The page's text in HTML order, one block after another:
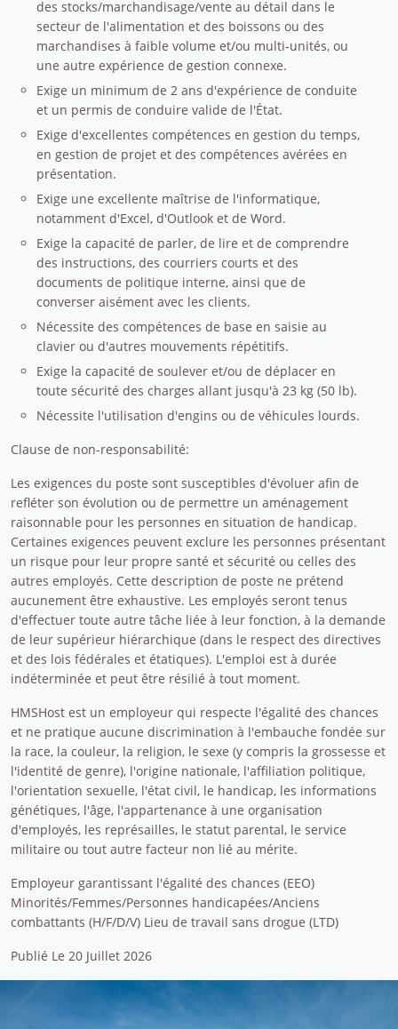
des stocks/marchandisage/vente au détail dans le
secteur de l'alimentation et des boissons ou des
marchandises à faible volume et/ou multi-unités, ou
une autre expérience de gestion connexe.
Exige un minimum de 2 ans d'expérience de conduite
et un permis de conduire valide de l'État.
Exige d'excellentes compétences en gestion du temps,
en gestion de projet et des compétences avérées en
présentation.
Exige une excellente maîtrise de l'informatique,
notamment d'Excel, d'Outlook et de Word.
Exige la capacité de parler, de lire et de comprendre
des instructions, des courriers courts et des
documents de politique interne, ainsi que de
converser aisément avec les clients.
Nécessite des compétences de base en saisie au
clavier ou d'autres mouvements répétitifs.
Exige la capacité de soulever et/ou de déplacer en
toute sécurité des charges allant jusqu'à 23 kg (50 lb).
Nécessite l'utilisation d'engins ou de véhicules lourds.
Clause de non-responsabilité:
Les exigences du poste sont susceptibles d'évoluer afin de
refléter son évolution ou de permettre un aménagement
raisonnable pour les personnes en situation de handicap.
Certaines exigences peuvent exclure les personnes présentant
un risque pour leur propre santé et sécurité ou celles des
autres employés. Cette description de poste ne prétend
aucunement être exhaustive. Les employés seront tenus
d'effectuer toute autre tâche liée à leur fonction, à la demande
de leur supérieur hiérarchique (dans le respect des directives
et des lois fédérales et étatiques). L'emploi est à durée
indéterminée et peut être résilié à tout moment.
HMSHost est un employeur qui respecte l'égalité des chances
et ne pratique aucune discrimination à l'embauche fondée sur
la race, la couleur, la religion, le sexe (y compris la grossesse et
l'identité de genre), l'origine nationale, l'affiliation politique,
l'orientation sexuelle, l'état civil, le handicap, les informations
génétiques, l'âge, l'appartenance à une organisation
d'employés, les représailles, le statut parental, le service
militaire ou tout autre facteur non lié au mérite.
Employeur garantissant l'égalité des chances (EEO)
Minorités/Femmes/Personnes handicapées/Anciens
combattants (H/F/D/V) Lieu de travail sans drogue (LTD)
Publié Le 20 Juillet 2026